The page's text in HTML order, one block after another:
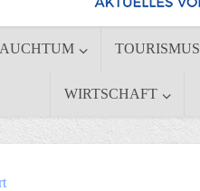
TOURISMUS
WIRTSCHAFT